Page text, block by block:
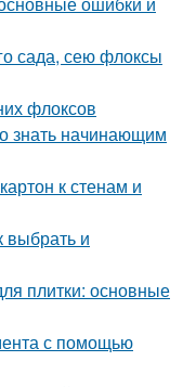
сада, сею флоксы
флоксов
знать начинающим
к стенам и
выбрать и
плитки: основные
с помощью